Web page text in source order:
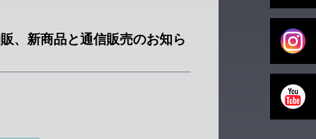
、新商品と通信販売のお知ら